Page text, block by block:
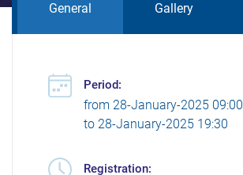
General Gallery
Period:
from 28-January-2025 09:00
to 28-January-2025 19:30
Registration: